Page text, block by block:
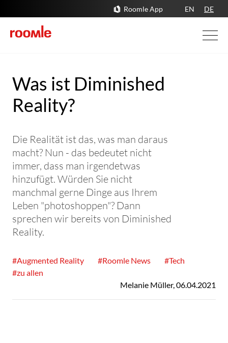
Roomle App EN DE
Was ist Diminished
Reality?
Die Realität ist das, was man daraus
macht? Nun - das bedeutet nicht
immer, dass man irgendetwas
hinzufügt. Würden Sie nicht
manchmal gerne Dinge aus Ihrem
Leben "photoshoppen"? Dann
sprechen wir bereits von Diminished
Reality.
#Augmented Reality #Roomle News
#Tech
#zu allen
Melanie Müller,06.04.2021